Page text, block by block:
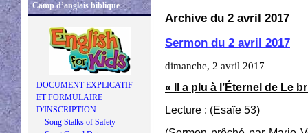
Camp d’anglais biblique
DOCUMENT EXPLICATIF
ET FORMULAIRE
D'INSCRIPTION
Song Stalks of Safety
Archive du 2 avril 2017
Sermon du 2 avril 2017
dimanche, 2 avril 2017
« Il a plu à l’Éternel de Le
Lecture : (Esaïe 53)